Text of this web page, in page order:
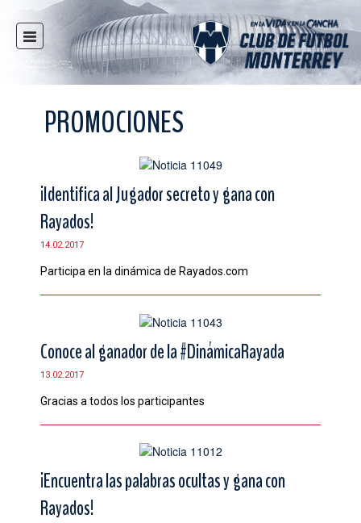
INICIO
NOTICIAS
RAYADAS
FUERZAS BÁSICAS
RESPONSABILIDAD SOCIAL
TAQUILLA
PRENSA
CONTACTO
PROMOCIONES
¡Identifica al Jugador secreto y gana con
Rayados!
14.02.2017
Participa en la dinámica de Rayados.com
Conoce al ganador de la #DinámicaRayada
13.02.2017
Gracias a todos los participantes
¡Encuentra las palabras ocultas y gana con
Rayados!